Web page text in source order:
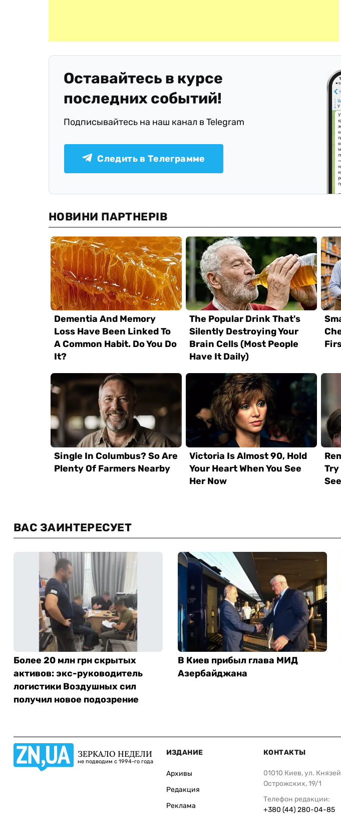
Оставайтесь в курсе
последних событий!
Подписывайтесь на наш канал в Telegram
Следить в Телеграмме
ВАС ЗАИНТЕРЕСУЕТ
Более 20 млн грн скрытых
активов: экс-руководитель
логистики Воздушных сил
получил новое подозрение
В Киев прибыл глава МИД
Азербайджана
ЗЕРКАЛО НЕДЕЛИ
не подводим с 1994-го года
ИЗДАНИЕ
Архивы
Редакция
Реклама
КОНТАКТЫ
01010 Киев, ул. Князей
Острожских, 19/1
Телефон редакции:
+380 (44) 280-04-85